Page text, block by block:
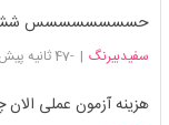
حسسسسسسسس ششم
سفیدبیرنگ | -47 ثانیه پیش
هزینه آزمون عملی الان